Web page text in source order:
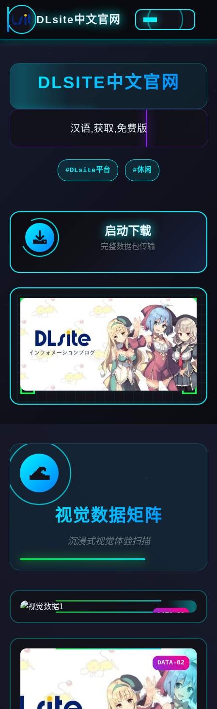
DLsite中文官网
DLSITE中文官网
汉语,获取,免费版
#DLsite平台 #休闲
启动下载
完整数据包传输
🌊
视觉数据矩阵
沉浸式视觉体验扫描
DATA-01
DATA-02